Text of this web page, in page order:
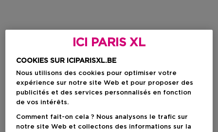
ICI PARIS XL
COOKIES SUR ICIPARISXL.BE
Nous utilisons des cookies pour optimiser votre
expérience sur notre site Web et pour proposer des
publicités et des services personnalisés en fonction
de vos intérêts.
Comment fait-on cela ? Nous analysons le trafic sur
notre site Web et collectons des informations sur la